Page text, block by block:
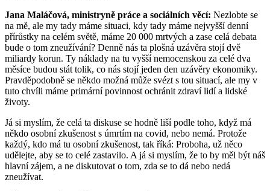
Jana Maláčová, ministryně práce a sociálních věcí: Nezlobte se
na mě, ale my tady máme situaci, kdy tady máme nejvyšší denní
přírůstky na celém světě, máme 20 000 mrtvých a zase celá debata
bude o tom zneužívání? Denně nás ta plošná uzávěra stojí dvě
miliardy korun. Ty náklady na tu vyšší nemocenskou za celé dva
měsíce budou stát tolik, co nás stojí jeden den uzávěry ekonomiky.
Pravděpodobně se někdo možná může svézt s tou situací, ale my v
tuto chvíli máme primární povinnost ochránit zdraví lidí a lidské
životy.
Já si myslím, že celá ta diskuse se hodně liší podle toho, když má
někdo osobní zkušenost s úmrtím na covid, nebo nemá. Protože
každý, kdo má tu osobní zkušenost, tak říká: Proboha, už něco
udělejte, aby se to celé zastavilo. A já si myslím, že to by měl být náš
hlavní zájem, a ne diskutovat o tom, zda se to dá nebo nedá
zneužívat.